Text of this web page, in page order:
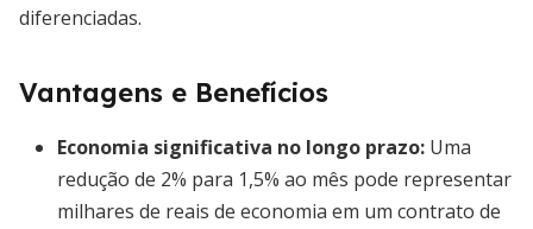
diferenciadas.
Vantagens e Benefícios
Economia significativa no longo prazo: Uma
redução de 2% para 1,5% ao mês pode representar
milhares de reais de economia em um contrato de